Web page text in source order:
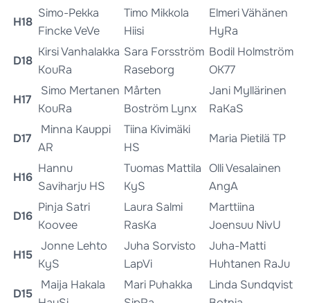
H18
Simo-Pekka
Fincke VeVe
Timo Mikkola
Hiisi
Elmeri Vähänen
HyRa
D18
Kirsi Vanhalakka
KouRa
Sara Forsström
Raseborg
Bodil Holmström
OK77
H17
Simo Mertanen
KouRa
Mårten
Boström Lynx
Jani Myllärinen
RaKaS
D17
Minna Kauppi
AR
Tiina Kivimäki
HS
Maria Pietilä TP
H16
Hannu
Saviharju HS
Tuomas Mattila
KyS
Olli Vesalainen
AngA
D16
Pinja Satri
Koovee
Laura Salmi
RasKa
Marttiina
Joensuu NivU
H15
Jonne Lehto
KyS
Juha Sorvisto
LapVi
Juha-Matti
Huhtanen RaJu
D15
Maija Hakala
Mari Puhakka
Linda Sundqvist